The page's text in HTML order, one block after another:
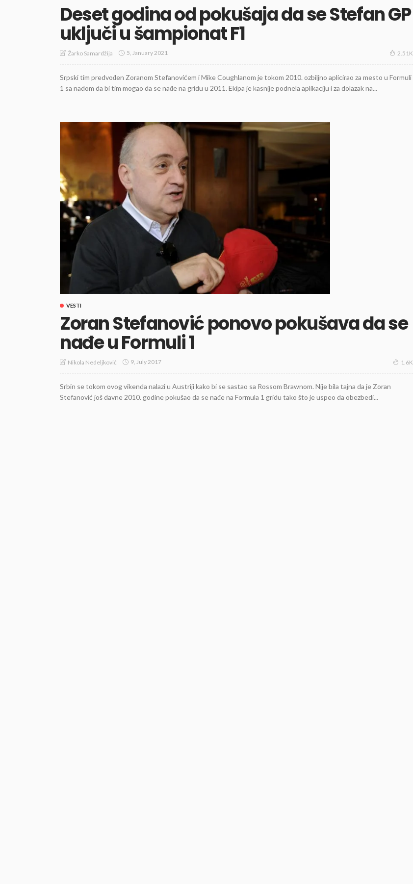
Deset godina od pokušaja da se Stefan GP
uključi u šampionat F1
Žarko Samardžija 5, January 2021 2.51K
Srpski tim predvođen Zoranom Stefanovićem i Mike Coughlanom je tokom 2010. ozbiljno aplicirao za mesto u Formuli
1 sa nadom da bi tim mogao da se nađe na gridu u 2011. Ekipa je kasnije podnela aplikaciju i za dolazak na...
VESTI
Zoran Stefanović ponovo pokušava da se
nađe u Formuli 1
Nikola Nedeljković 9, July 2017 1.6K
Srbin se tokom ovog vikenda nalazi u Austriji kako bi se sastao sa Rossom Brawnom. Nije bila tajna da je Zoran
Stefanović još davne 2010. godine pokušao da se nađe na Formula 1 gridu tako što je uspeo da obezbedi...